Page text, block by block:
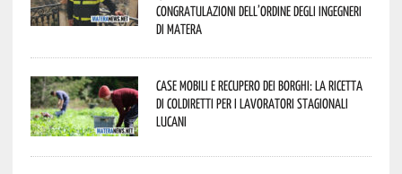
congratulazioni dell’Ordine degli Ingegneri
di Matera
Case mobili e recupero dei borghi: la ricetta
di Coldiretti per i lavoratori stagionali
lucani